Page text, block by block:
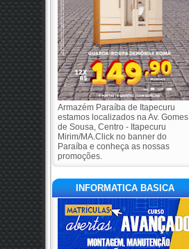
Armazém Paraíba de Itapecuru
estamos localizados na Av. Gomes
de Sousa, Centro - Itapecuru
Mirim/MA.Click no banner do
Paraíba e conheça as nossas
promoções.
INFORMATICA BASICA